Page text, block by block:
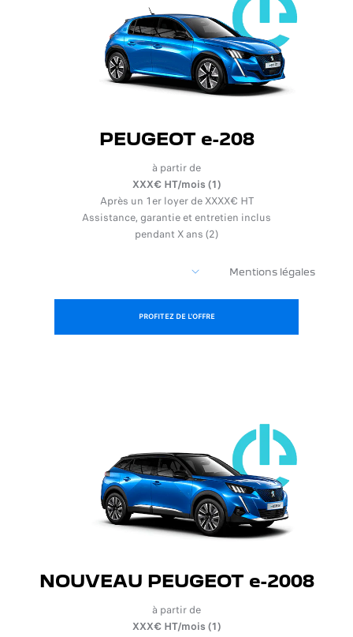
PEUGEOT e-208
à partir de
XXX€ HT/mois (1)
Après un 1er loyer de XXXX€ HT
Assistance, garantie et entretien inclus
pendant X ans (2)
Mentions légales
PROFITEZ DE L'OFFRE
NOUVEAU PEUGEOT e-2008
à partir de
XXX€ HT/mois (1)